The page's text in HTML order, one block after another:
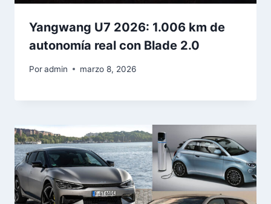
Yangwang U7 2026: 1.006 km de
autonomía real con Blade 2.0
Poradmin marzo 8, 2026